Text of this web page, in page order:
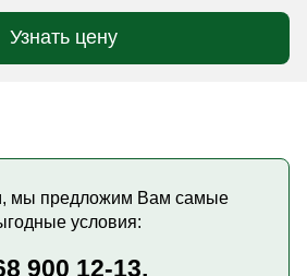
Узнать цену
мы предложим Вам самые
условия:
900 12-13,